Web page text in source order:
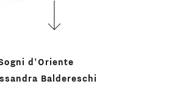
d'Oriente
Baldereschi